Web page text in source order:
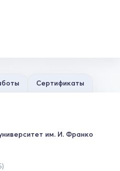
Сертификаты
им. И. Франко